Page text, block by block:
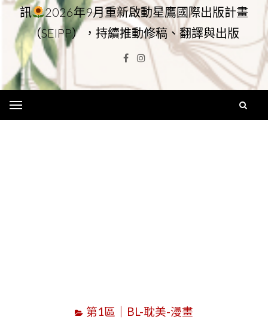
訊
2026年9月重新啟動星鷹國際出版計畫
（SEIPP），持續推動修稿、翻譯與出版
Facebook
Instagram
第1區｜BL-耽美-漫畫